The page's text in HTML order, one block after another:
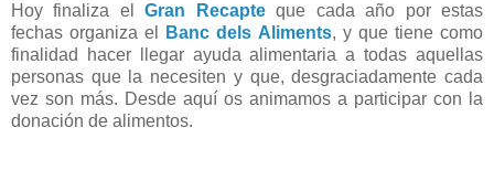
Hoy finaliza elGran Recapteque cada año por estas
fechas organiza el
Banc dels Aliments, y que tiene como
finalidad hacer llegar ayuda alimentaria a todas aquellas
personas que la necesiten y que, desgraciadamente cada
vez son más. Desde aquí os animamos a participar con la
donación de alimentos.